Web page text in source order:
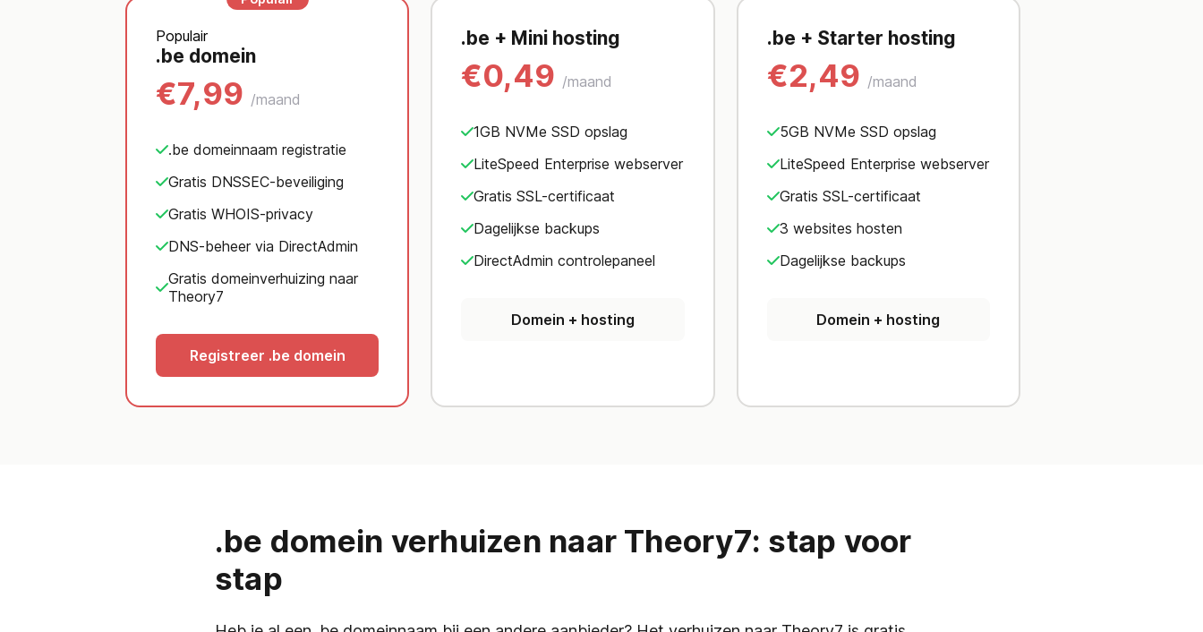
Populair
.be domein
€7,99 /maand
.be domeinnaam registratie
Gratis DNSSEC-beveiliging
Gratis WHOIS-privacy
DNS-beheer via DirectAdmin
Gratis domeinverhuizing naar
Theory7
Registreer .be domein
.be + Mini hosting
€0,49 /maand
1GB NVMe SSD opslag
LiteSpeed Enterprise webserver
Gratis SSL-certificaat
Dagelijkse backups
DirectAdmin controlepaneel
Domein + hosting
.be + Starter hosting
€2,49 /maand
5GB NVMe SSD opslag
LiteSpeed Enterprise webserver
Gratis SSL-certificaat
3 websites hosten
Dagelijkse backups
Domein + hosting
.be domein verhuizen naar Theory7: stap voor
stap